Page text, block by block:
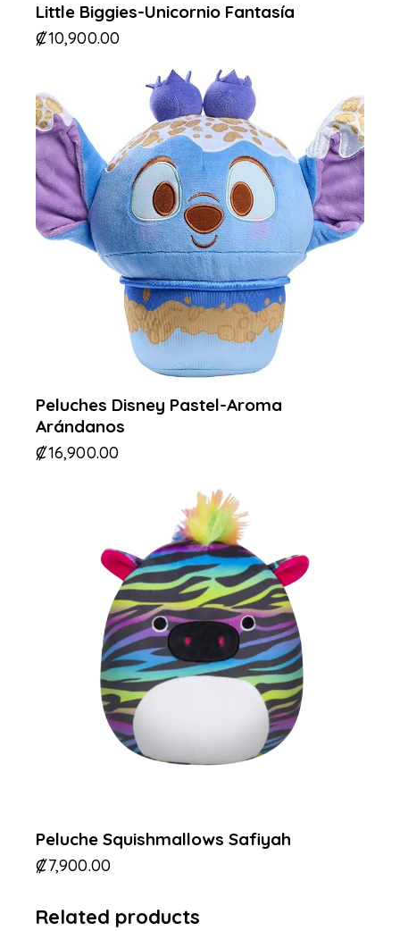
Little Biggies-Unicornio Fantasía
₡10,900.00
Peluches Disney Pastel-Aroma
Arándanos
₡16,900.00
Peluche Squishmallows Safiyah
₡7,900.00
Related products